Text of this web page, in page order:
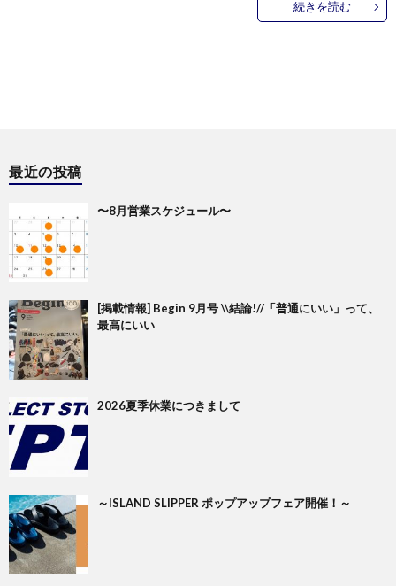
続きを読む
最近の投稿
〜8月営業スケジュール〜
[掲載情報] Begin 9月号 \\結論!//「普通にいい」って、
最高にいい
2026夏季休業につきまして
～ISLAND SLIPPER ポップアップフェア開催！～